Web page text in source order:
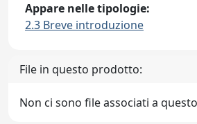
Appare nelle tipologie:
2.3 Breve introduzione
File in questo prodotto:
Non ci sono file associati a